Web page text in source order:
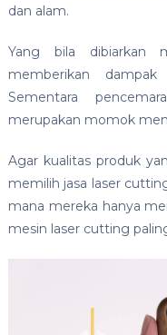
dan alam.
Yang bila dibiarkan
memberikan
Sementara
merupakan momok
Agar kualitas produk
memilih jasa laser
mana mereka hanya
mesin laser cutting